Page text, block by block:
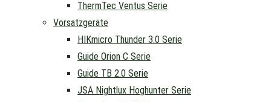
ThermTec Ventus Serie
Vorsatzgeräte
HIKmicro Thunder 3.0 Serie
Guide Orion C Serie
Guide TB 2.0 Serie
JSA Nightlux Hoghunter Serie